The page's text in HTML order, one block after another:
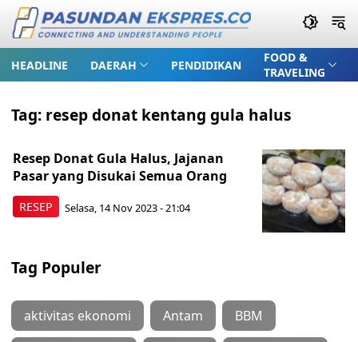
HEADLINE DAERAH PENDIDIKAN
FOOD &
TRAVELING
Tag: resep donat kentang gula halus
RESEP
Resep Donat Gula Halus, Jajanan
Pasar yang Disukai Semua Orang
Selasa, 14 Nov 2023 - 21:04
Tag Populer
aktivitas ekonomi Antam BBM